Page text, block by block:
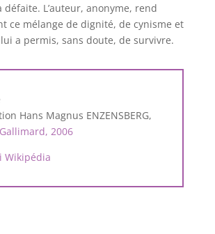
L’auteur, anonyme, rend
ce mélange de dignité, de cynisme et
a permis, sans doute, de survivre.
Hans Magnus ENZENSBERG,
2006
Wikipédia